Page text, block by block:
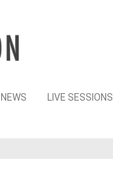
Skip
NEWS LIVE SESSIONS